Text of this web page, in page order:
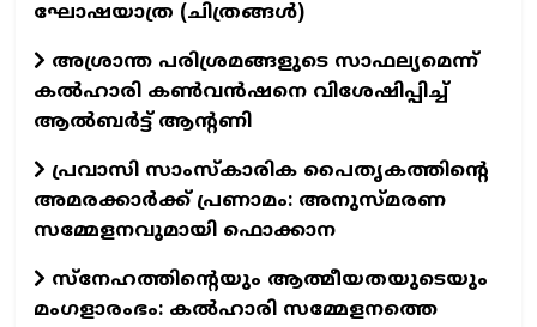
ഘോഷയാത്ര (ചിത്രങ്ങള്‍)
അശ്രാന്ത പരിശ്രമങ്ങളുടെ സാഫല്യമെന്ന്
കൽഹാരി കൺവൻഷനെ വിശേഷിപ്പിച്ച്
ആൽബർട്ട് ആന്റണി
പ്രവാസി സാംസ്കാരിക പൈതൃകത്തിന്റെ
അമരക്കാർക്ക് പ്രണാമം: അനുസ്മരണ
സമ്മേളനവുമായി ഫൊക്കാന
സ്നേഹത്തിന്റെയും ആത്മീയതയുടെയും
മംഗളാരംഭം: കൽഹാരി സമ്മേളനത്തെ